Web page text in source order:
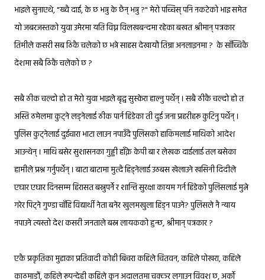
भाइले सुनाएथे, "ख्वै दाई, के छ भन्नु के छैन् भन्नु ?" मेरो पच्चिस् पनि नकटेको भाइ समेत
यो जबरजस्तको युवा उमेरमा यति विघ्न विलखबन्दमा रहेका बखत श्रीमान् पत्रकार
तिमीले कसरी सब ठिकै चलेको छ भन्ने साहस देखायौ तिम्रा अनलाइनमा ? के साँच्चिकै
देशमा सबै ठिकै चलेको छ ?
सबै ठीक चल्दो हो त मेरो युवा भाइले बृद्व सुस्केरा हाल्नु पर्थेन् । सबै ठीकै चल्दो हो त
अस्ति ठमेलमा कुट्ने लड्नेलाई ठीक पार्न हिडेका ती दुई जना प्रहरीहरू कुटिनु पर्थेन् ।
पुलिस कुट्नेलाई दुईचारा भाटा लाउन नपाउँदै पुलिसको हाकिमलाई माथिको आदेश
आउन्थेन् । माथि बसेर सुशासनका गुड्डी हाँक्ने केपी बा र लेखक दाईलाई तल बसेका
हामीले प्रश्न गर्नुपर्थेन् । बाटा बाटामा मुत्दै हिड्नेलाई उठबस खेलाउने खसिनी दिदीले
एघार एघार दिनसम्म हिरासत बस्नुपर्ने र शान्ति सुरक्षा कायम गर्न हिडेको पुलिसलाई मुत्ने
गरेर पिट्ने गुण्डा चाँहि विद्यार्थी नेता बनेर खुलमखुला हिड्न पाउने? पुलिसले नै न्याय
नपाउने त्यस्तो देश कसरी जनताले बस्न लायकको हुन्छ, श्रीमान् पत्रकार ?
एकै प्रकृतिका मुद्दाका प्रतिवादी कोही बिचरा कहिले चितवन, कहिले पोखरा, कहिले
काठमाडौं, कहिले रूपन्देही कहिले कुन अदालतमा चक्कर लगाउन विवश छ, अर्को